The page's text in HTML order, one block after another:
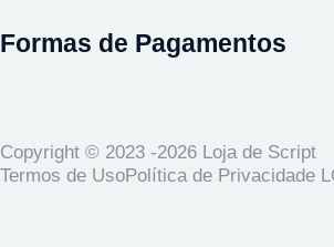
Formas de Pagamentos
Copyright © 2023 -2026 Loja de Script
Termos de UsoPolítica de Privacidade